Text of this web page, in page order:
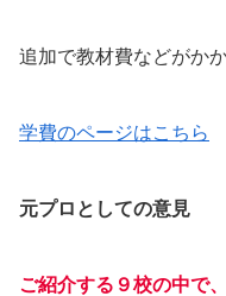
追加で教材費などがかか
学費のページはこちら
元プロとしての意見
ご紹介する９校の中で